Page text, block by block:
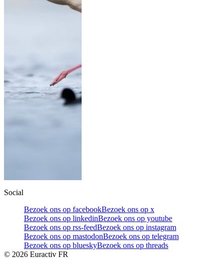
Social
Bezoek ons op facebookBezoek ons op x
Bezoek ons op linkedinBezoek ons op youtube
Bezoek ons op rss-feedBezoek ons op instagram
Bezoek ons op mastodonBezoek ons op telegram
Bezoek ons op blueskyBezoek ons op threads
© 2026 Euractiv FR